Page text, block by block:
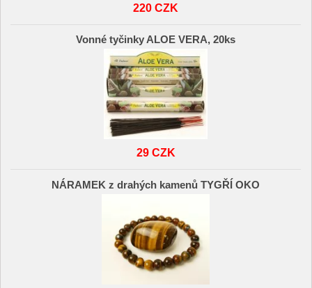
220 CZK
Vonné tyčinky ALOE VERA, 20ks
29 CZK
NÁRAMEK z drahých kamenů TYGŘÍ OKO